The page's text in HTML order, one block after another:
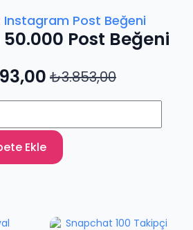
Instagram Post Beğeni
Post Beğeni
₺3.853,00
Ekle